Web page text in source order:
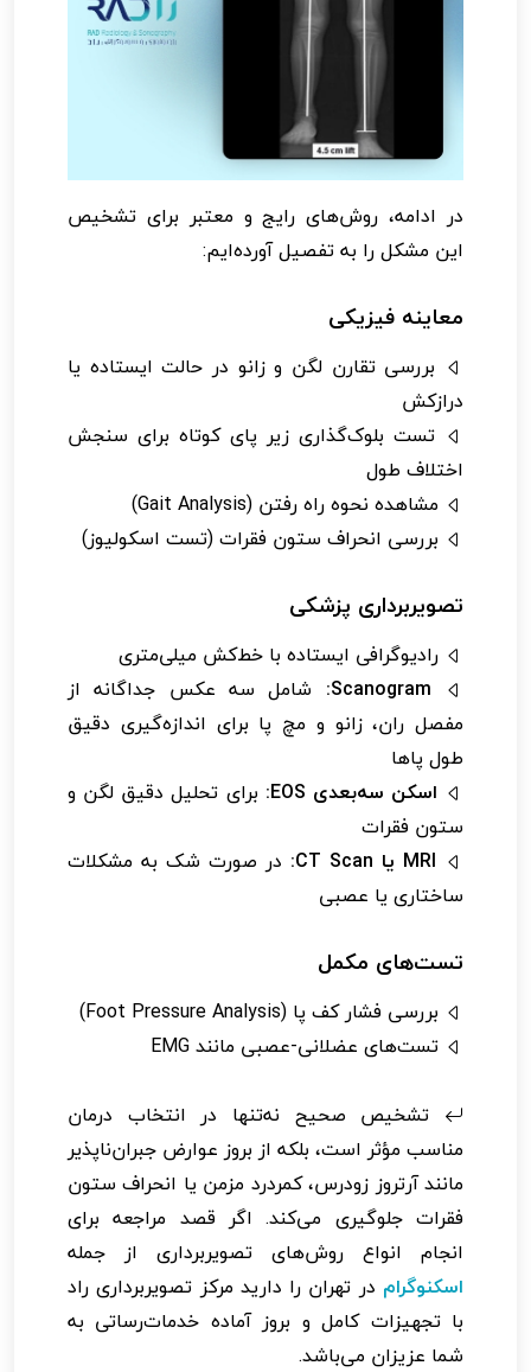
در ادامه، روش‌های رایج و معتبر برای تشخیص
این مشکل را به تفصیل آورده‌ایم:
معاینه فیزیکی
بررسی تقارن لگن و زانو در حالت ایستاده یا
درازکش
تست بلوک‌گذاری زیر پای کوتاه برای سنجش
اختلاف طول
مشاهده نحوه راه رفتن (Gait Analysis)
بررسی انحراف ستون فقرات (تست اسکولیوز)
تصویربرداری پزشکی
رادیوگرافی ایستاده با خط‌کش میلی‌متری
Scanogram:
شامل سه عکس جداگانه از
مفصل ران، زانو و مچ پا برای اندازه‌گیری دقیق
طول پاها
اسکن سه‌بعدی EOS:
برای تحلیل دقیق لگن و
ستون فقرات
MRI یا CT Scan:
در صورت شک به مشکلات
ساختاری یا عصبی
تست‌های مکمل
بررسی فشار کف پا (Foot Pressure Analysis)
تست‌های عضلانی-عصبی مانند EMG
تشخیص صحیح نه‌تنها در انتخاب درمان
مناسب مؤثر است، بلکه از بروز عوارض جبران‌ناپذیر
مانند آرتروز زودرس، کمردرد مزمن یا انحراف ستون
فقرات جلوگیری می‌کند. اگر قصد مراجعه برای
انجام انواع روش‌های تصویربرداری از جمله
اسکنوگرام در تهران را دارید مرکز تصویربرداری راد
با تجهیزات کامل و بروز آماده خدمات‌رساتی به
شما عزیزان می‌باشد.